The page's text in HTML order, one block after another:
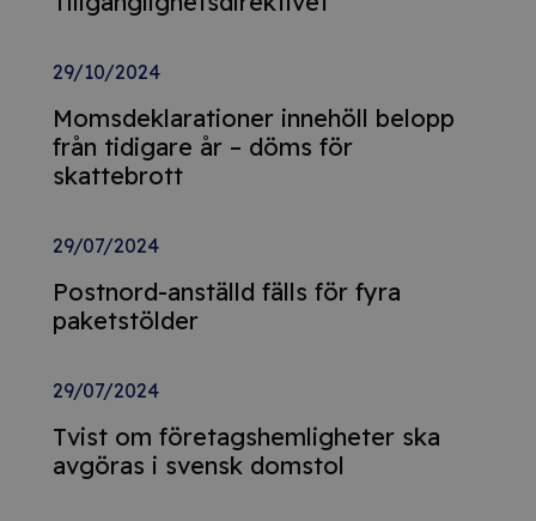
29/10/2024
Momsdeklarationer innehöll belopp
från tidigare år – döms för
skattebrott
29/07/2024
Postnord-anställd fälls för fyra
paketstölder
29/07/2024
Tvist om företagshemligheter ska
avgöras i svensk domstol